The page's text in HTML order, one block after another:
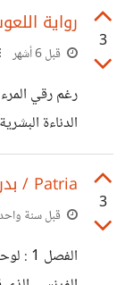
ذكائه و كده
حشد الشهرة .
من بينهم
3
رواية
قبل 6 أشهر
رغم رقي
الدناءة
البشر لكن
المنهزمين ،
اوسيب
3
Patria / بدرية
قبل سنة